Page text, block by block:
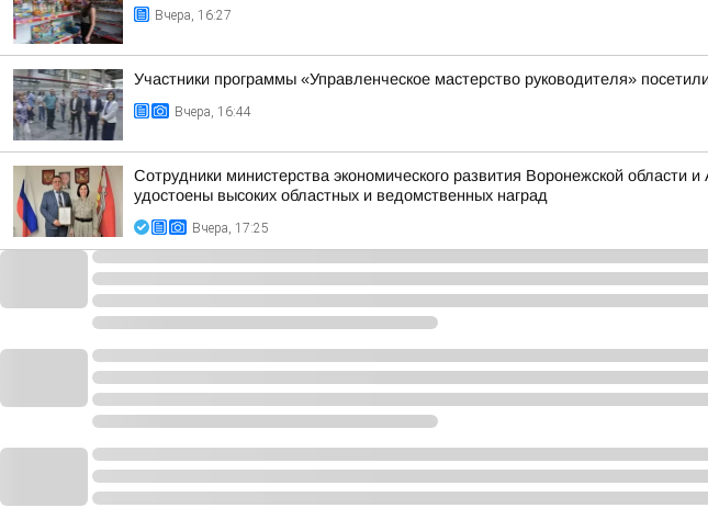
Вчера, 16:27
Участники программы «Управленческое мастерство руководителя»
Вчера, 16:44
Сотрудники министерства экономического развития Воронежской
удостоены высоких областных и ведомственных наград
Вчера, 17:25